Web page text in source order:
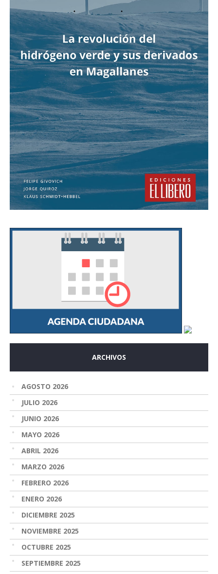
ARCHIVOS
AGOSTO 2026
JULIO 2026
JUNIO 2026
MAYO 2026
ABRIL 2026
MARZO 2026
FEBRERO 2026
ENERO 2026
DICIEMBRE 2025
NOVIEMBRE 2025
OCTUBRE 2025
SEPTIEMBRE 2025